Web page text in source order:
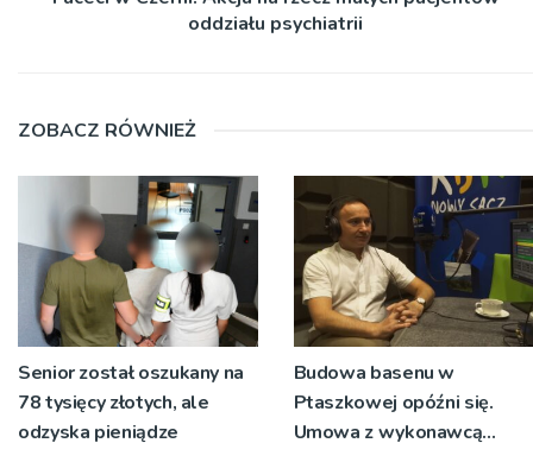
oddziału psychiatrii
ZOBACZ RÓWNIEŻ
Senior został oszukany na
78 tysięcy złotych, ale
odzyska pieniądze
Budowa basenu w
Ptaszkowej opóźni się.
Umowa z wykonawcą